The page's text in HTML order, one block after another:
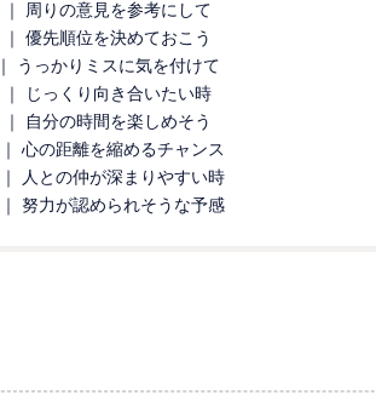
｜ 周りの意見を参考にして
｜ 優先順位を決めておこう
｜ うっかりミスに気を付けて
｜ じっくり向き合いたい時
｜ 自分の時間を楽しめそう
｜ 心の距離を縮めるチャンス
｜ 人との仲が深まりやすい時
｜ 努力が認められそうな予感